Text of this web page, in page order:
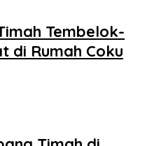
Tembelok-
di Rumah Coku